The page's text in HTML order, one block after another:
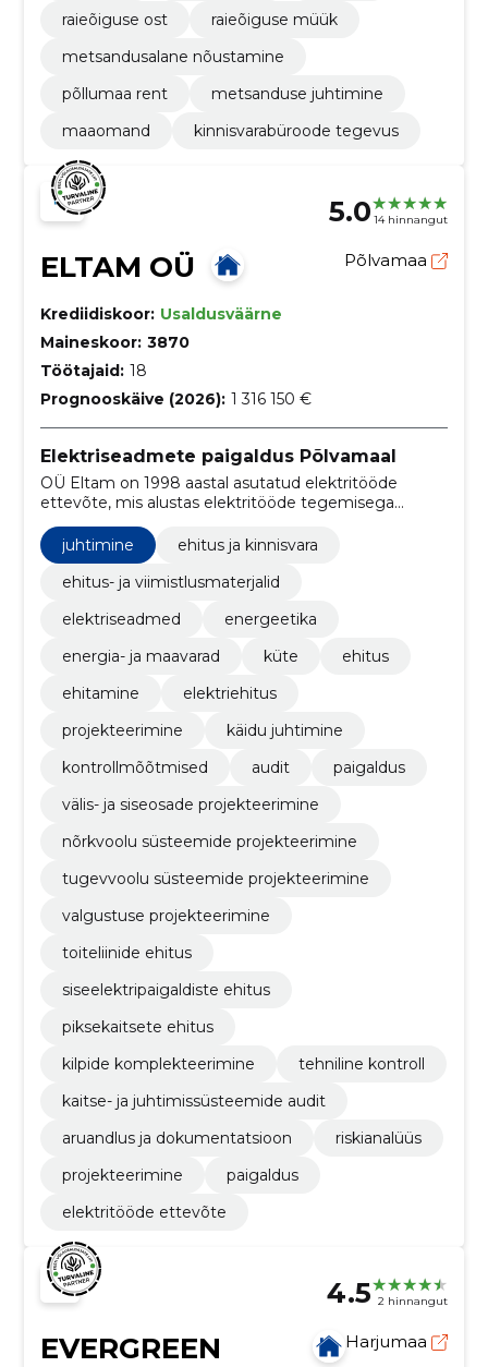
raieõiguse ost
raieõiguse müük
metsandusalane nõustamine
põllumaa rent
metsanduse juhtimine
maaomand
kinnisvarabüroode tegevus
5.0 14 hinnangut
ELTAM OÜ Põlvamaa
Krediidiskoor: Usaldusväärne
Maineskoor: 3870
Töötajaid: 18
Prognooskäive (2026): 1 316 150 €
Elektriseadmete paigaldus Põlvamaal
OÜ Eltam on 1998 aastal asutatud elektritööde
ettevõte, mis alustas elektritööde tegemisega
juhtimine
ehitus ja kinnisvara
ehitus- ja viimistlusmaterjalid
elektriseadmed
energeetika
energia- ja maavarad
küte
ehitus
ehitamine
elektriehitus
projekteerimine
käidu juhtimine
kontrollmõõtmised
audit
paigaldus
välis- ja siseosade projekteerimine
nõrkvoolu süsteemide projekteerimine
tugevvoolu süsteemide projekteerimine
valgustuse projekteerimine
toiteliinide ehitus
siseelektripaigaldiste ehitus
piksekaitsete ehitus
kilpide komplekteerimine
tehniline kontroll
kaitse- ja juhtimissüsteemide audit
aruandlus ja dokumentatsioon
riskianalüüs
projekteerimine
paigaldus
elektritööde ettevõte
4.5 2 hinnangut
EVERGREEN
Harjumaa